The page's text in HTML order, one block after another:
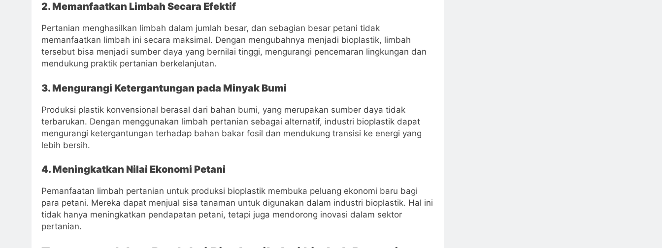
2. Memanfaatkan Limbah Secara Efektif
Pertanian menghasilkan limbah dalam jumlah besar, dan sebagian besar petani tidak
memanfaatkan limbah ini secara maksimal. Dengan mengubahnya menjadi bioplastik, limbah
tersebut bisa menjadi sumber daya yang bernilai tinggi, mengurangi pencemaran lingkungan dan
mendukung praktik pertanian berkelanjutan.
3. Mengurangi Ketergantungan pada Minyak Bumi
Produksi plastik konvensional berasal dari bahan bumi, yang merupakan sumber daya tidak
terbarukan. Dengan menggunakan limbah pertanian sebagai alternatif, industri bioplastik dapat
mengurangi ketergantungan terhadap bahan bakar fosil dan mendukung transisi ke energi yang
lebih bersih.
4. Meningkatkan Nilai Ekonomi Petani
Pemanfaatan limbah pertanian untuk produksi bioplastik membuka peluang ekonomi baru bagi
para petani. Mereka dapat menjual sisa tanaman untuk digunakan dalam industri bioplastik. Hal ini
tidak hanya meningkatkan pendapatan petani, tetapi juga mendorong inovasi dalam sektor
pertanian.